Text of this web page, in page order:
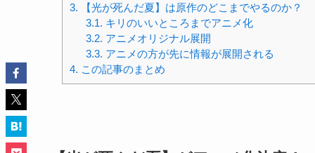
3. 【光が死んだ夏】は原作のどこまでやるのか？
3.1. キリのいいところまでアニメ化
3.2. アニメオリジナル展開
3.3. アニメの方が先に情報が展開される
4. この記事のまとめ